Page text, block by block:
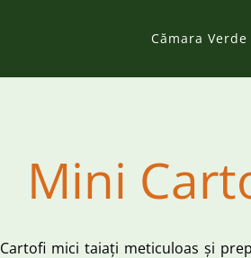
Cămara Verde
Mini
Cartofi mici taiați meticuloas și